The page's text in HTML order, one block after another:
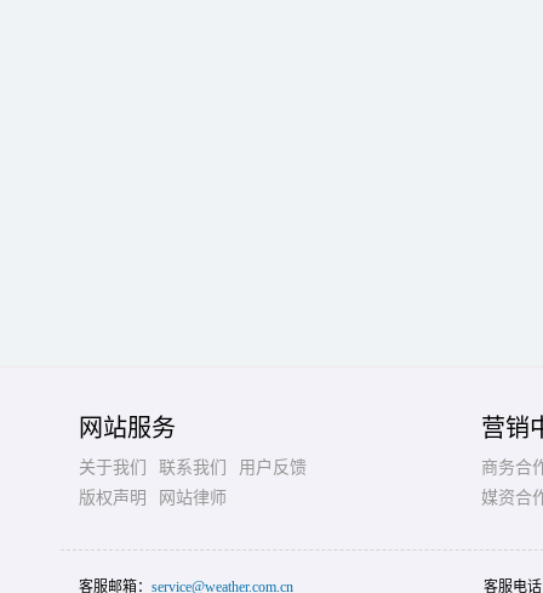
网站服务
关于我们 联系我们
用户反馈
版权声明
网站律师
营销
商务合
媒资合
客服邮箱： service@weather.com.cn 客服电